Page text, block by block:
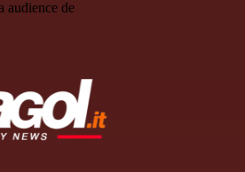
audience de